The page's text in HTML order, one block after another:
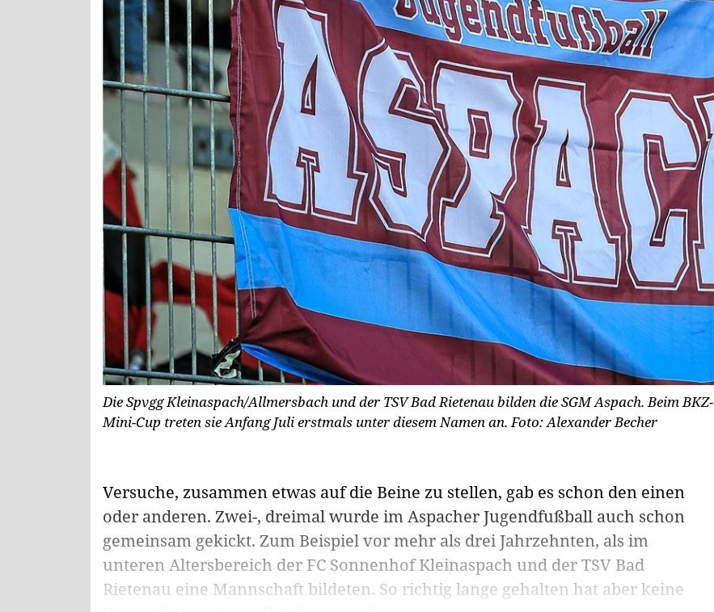
Die Spvgg Kleinaspach/Allmersbach und der TSV Bad Rietenau bilden die SGM Aspach. Beim BKZ-
Mini-Cup treten sie Anfang Juli erstmals unter diesem Namen an.Foto: Alexander Becher
Versuche, zusammen etwas auf die Beine zu stellen, gab es schon den einen
oder anderen. Zwei-, dreimal wurde im Aspacher Jugendfußball auch schon
gemeinsam gekickt. Zum Beispiel vor mehr als drei Jahrzehnten, als im
unteren Altersbereich der FC Sonnenhof Kleinaspach und der TSV Bad
Rietenau eine Mannschaft bildeten. So richtig lange gehalten hat aber keine